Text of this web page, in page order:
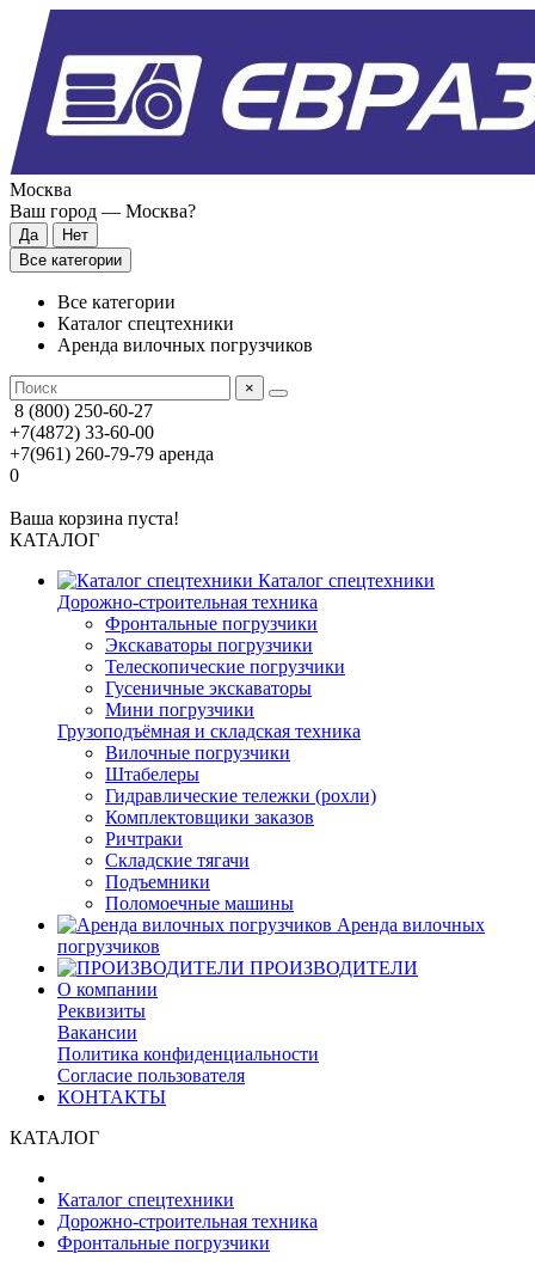
Москва
Ваш город — Москва?
Все категории
Все категории
Каталог спецтехники
Аренда вилочных погрузчиков
×
8 (800) 250-60-27
+7(4872) 33-60-00
+7(961) 260-79-79 аренда
0
Ваша корзина пуста!
КАТАЛОГ
Каталог спецтехники
Дорожно-строительная техника
Фронтальные погрузчики
Экскаваторы погрузчики
Телескопические погрузчики
Гусеничные экскаваторы
Мини погрузчики
Грузоподъёмная и складская техника
Вилочные погрузчики
Штабелеры
Гидравлические тележки (рохли)
Комплектовщики заказов
Ричтраки
Складские тягачи
Подъемники
Поломоечные машины
Аренда вилочных
погрузчиков
ПРОИЗВОДИТЕЛИ
О компании
Реквизиты
Вакансии
Политика конфиденциальности
Согласие пользователя
КОНТАКТЫ
КАТАЛОГ
Каталог спецтехники
Дорожно-строительная техника
Фронтальные погрузчики